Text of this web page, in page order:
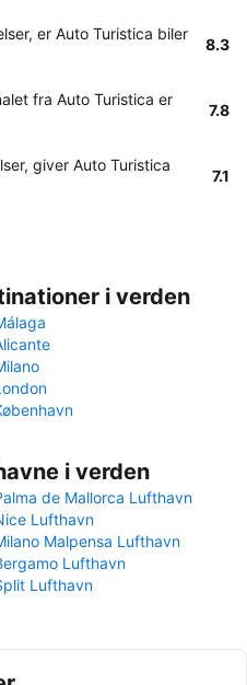
er Auto Turistica biler
8.3
fra Auto Turistica er
7.8
giver Auto Turistica
7.1
i verden
i verden
de Mallorca Lufthavn
Lufthavn
Malpensa Lufthavn
Lufthavn
Lufthavn